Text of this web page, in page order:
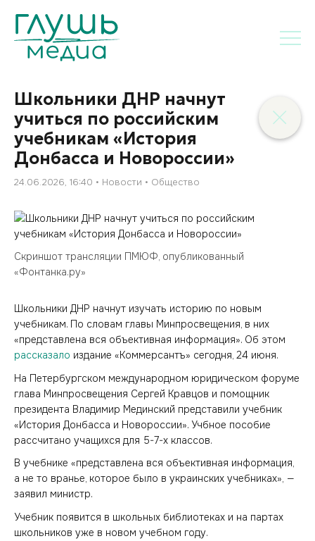
Школьники ДНР начнут
учиться по российским
учебникам «История
Донбасса и Новороссии»
24.06.2026, 16:40 Новости Общество
Скриншот трансляции ПМЮФ, опубликованный
«Фонтанка.ру»
Школьники ДНР начнут изучать историю по новым
учебникам. По словам главы Минпросвещения, в них
«представлена вся объективная информация». Об этом
рассказало издание «Коммерсантъ» сегодня, 24 июня.
На Петербургском международном юридическом форуме
глава Минпросвещения Сергей Кравцов и помощник
президента Владимир Мединский представили учебник
«История Донбасса и Новороссии». Учбное пособие
рассчитано учащихся для 5-7-х классов.
В учебнике «представлена вся объективная информация,
а не то вранье, которое было в украинских учебниках», —
заявил министр.
Учебник появится в школьных библиотеках и на партах
школьников уже в новом учебном году.